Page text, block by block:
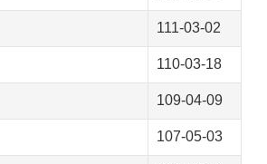
111-03-02
110-03-18
109-04-09
107-05-03